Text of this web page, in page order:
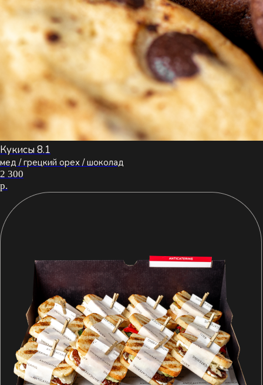
Кукисы 8.1
мед / грецкий орех / шоколад
2 300
р.